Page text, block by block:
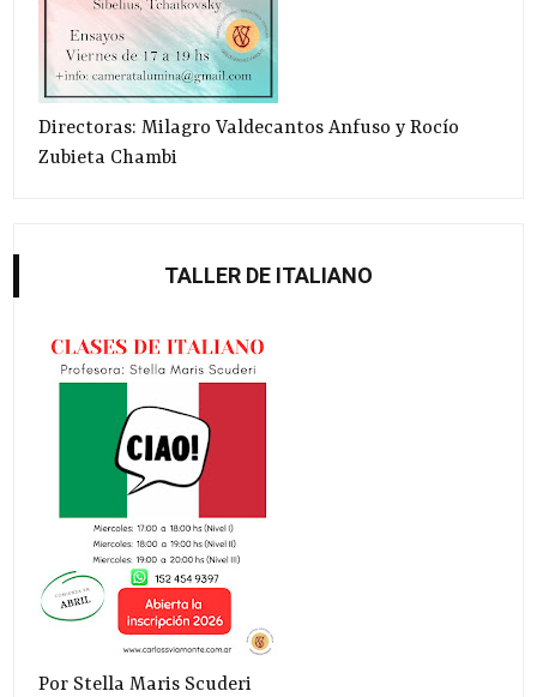
Directoras: Milagro Valdecantos Anfuso y Rocío
Zubieta Chambi
TALLER DE ITALIANO
Por Stella Maris Scuderi